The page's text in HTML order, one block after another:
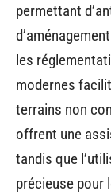
permettant
les
modernes
terrains non
offrent une
tandis que
précieuse pour